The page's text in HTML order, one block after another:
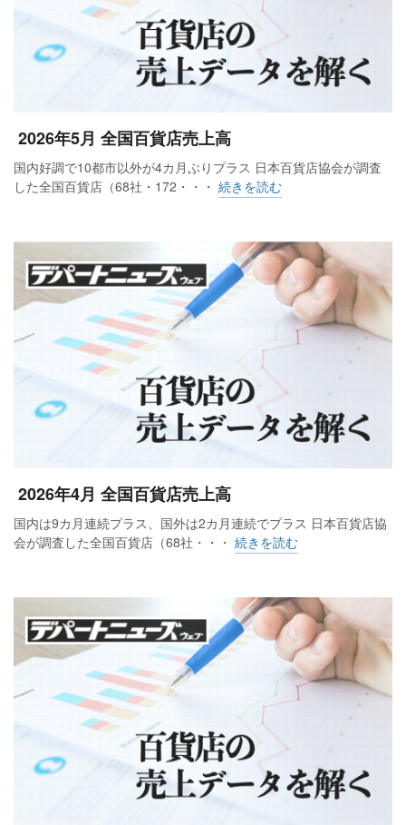
2026年5月 全国百貨店売上高
国内好調で10都市以外が4カ月ぶりプラス 日本百貨店協会が調査
した全国百貨店（68社・172・・・ 続きを読む
2026年4月 全国百貨店売上高
国内は9カ月連続プラス、国外は2カ月連続でプラス 日本百貨店協
会が調査した全国百貨店（68社・・・ 続きを読む